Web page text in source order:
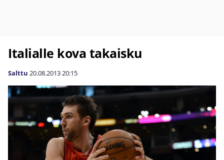
Italialle kova takaisku
Salttu 20.08.201320:15